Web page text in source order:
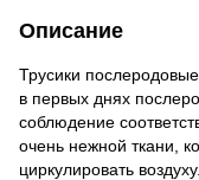
Описание
Трусики
в первых днях
соблюдение
очень нежной ткани,
циркулировать